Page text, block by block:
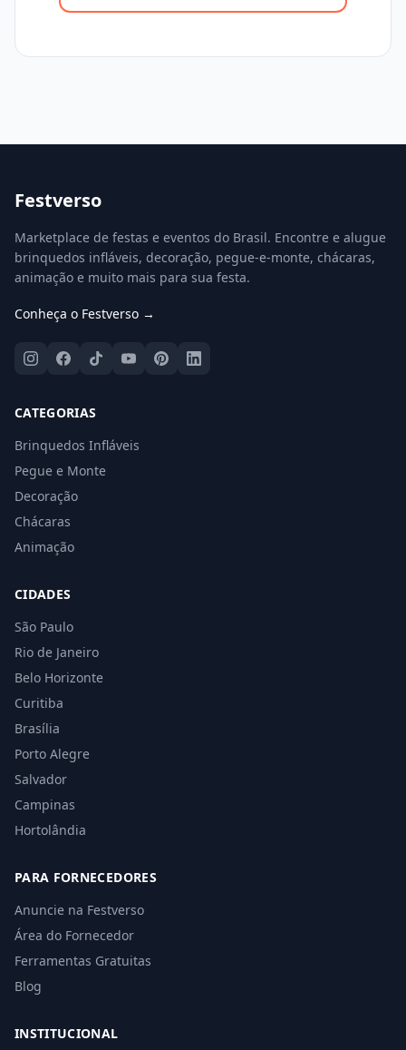
Festverso
Marketplace de festas e eventos do Brasil. Encontre e alugue
brinquedos infláveis, decoração, pegue-e-monte, chácaras,
animação e muito mais para sua festa.
Conheça o Festverso →
CATEGORIAS
Brinquedos Infláveis
Pegue e Monte
Decoração
Chácaras
Animação
CIDADES
São Paulo
Rio de Janeiro
Belo Horizonte
Curitiba
Brasília
Porto Alegre
Salvador
Campinas
Hortolândia
PARA FORNECEDORES
Anuncie na Festverso
Área do Fornecedor
Ferramentas Gratuitas
Blog
INSTITUCIONAL